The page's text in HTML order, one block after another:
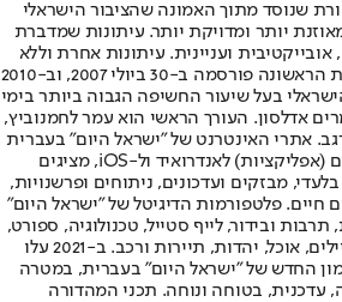
שנוסד מתוך האמונה שהציבור הישראלי
יותר ומדויקת יותר. עיתונות שמדברת
ועניינית. עיתונות אחרת וללא
תשלום. המהדורה המודפסת הראשונה פורסמה ב-30 ביולי 2007, וב-2010
בעל שיעור החשיפה הגבוה ביותר בימי
אדלסון. העורך הראשי הוא עמר לחמנוביץ,
אתרי האינטרנט של "ישראל היום" בעברית
ובאנגלית, כמו כן היישומונים (אפליקציות) לאנדרואיד ול-iOS, מציגים
מבזקים ועדכונים, ניתוחים ופרשנויות,
חיים. פלטפורמות הדיגיטל של "ישראל היום"
ובידור, לייף סטייל, טכנולוגיה, ספורט,
כלכלה וצרכנות, בריאות, חיילים, אוכל, יהדות, תיירות ורכב. ב-2021 עלו
החדש של "ישראל היום" בעברית, במטרה
עדכנית, בטוחה ונוחה. תכני המהדורה